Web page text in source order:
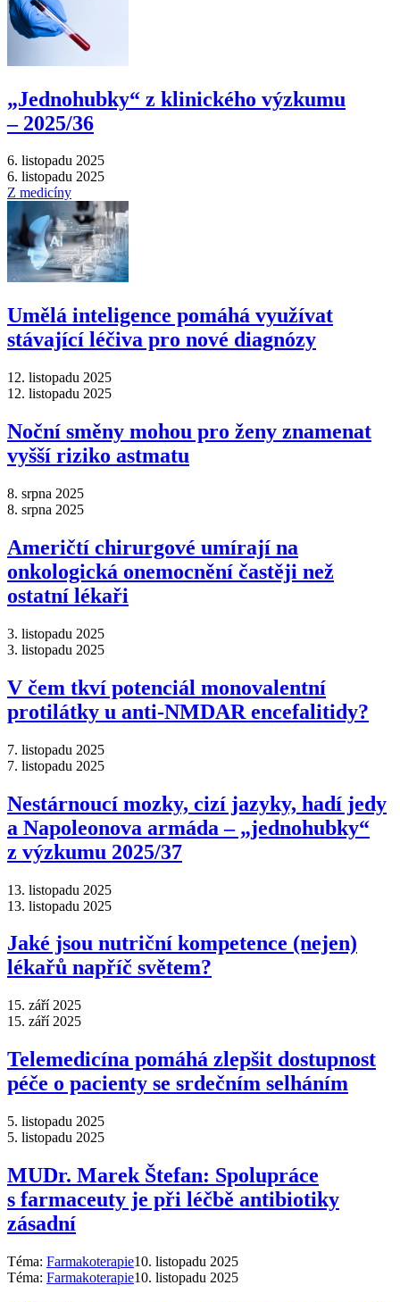
„Jednohubky“ z klinického výzkumu
–⁠ 2025/36
6. listopadu 2025
6. listopadu 2025
Z medicíny
Umělá inteligence pomáhá využívat
stávající léčiva pro nové diagnózy
12. listopadu 2025
12. listopadu 2025
Noční směny mohou pro ženy znamenat
vyšší riziko astmatu
8. srpna 2025
8. srpna 2025
Američtí chirurgové umírají na
onkologická onemocnění častěji než
ostatní lékaři
3. listopadu 2025
3. listopadu 2025
V čem tkví potenciál monovalentní
protilátky u anti-NMDAR encefalitidy?
7. listopadu 2025
7. listopadu 2025
Nestárnoucí mozky, cizí jazyky, hadí jedy
a Napoleonova armáda –⁠ „jednohubky“
z výzkumu 2025/37
13. listopadu 2025
13. listopadu 2025
Jaké jsou nutriční kompetence (nejen)
lékařů napříč světem?
15. září 2025
15. září 2025
Telemedicína pomáhá zlepšit dostupnost
péče o pacienty se srdečním selháním
5. listopadu 2025
5. listopadu 2025
MUDr. Marek Štefan: Spolupráce
s farmaceuty je při léčbě antibiotiky
zásadní
Téma: Farmakoterapie10. listopadu 2025
Téma: Farmakoterapie10. listopadu 2025